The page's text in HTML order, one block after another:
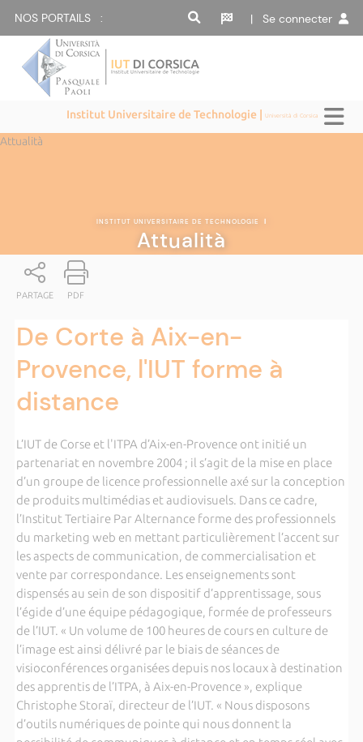
NOS PORTAILS : | Se connecter
Institut Universitaire de Technologie |Università di Corsica
Attualità
INSTITUT UNIVERSITAIRE DE TECHNOLOGIE |
Attualità
PARTAGE PDF
De Corte à Aix-en-
Provence, l'IUT forme à
distance
L’IUT de Corse et l'ITPA d’Aix-en-Provence ont initié un
partenariat en novembre 2004 ; il s’agit de la mise en place
d’un groupe de licence professionnelle axé sur la conception
de produits multimédias et audiovisuels. Dans ce cadre,
l’Institut Tertiaire Par Alternance forme des professionnels
du marketing web en mettant particulièrement l’accent sur
les aspects de communication, de commercialisation et
vente par correspondance. Les enseignements sont
dispensés au sein de son dispositif d’apprentissage, sous
l’égide d’une équipe pédagogique, formée de professeurs
de l’IUT. « Un volume de 100 heures de cours en culture de
l’image est ainsi délivré par le biais de séances de
visioconférences organisées depuis nos locaux à destination
des apprentis de l’ITPA, à Aix-en-Provence », explique
Christophe Storaï, directeur de l’IUT. « Nous disposons
d’outils numériques de pointe qui nous donnent la